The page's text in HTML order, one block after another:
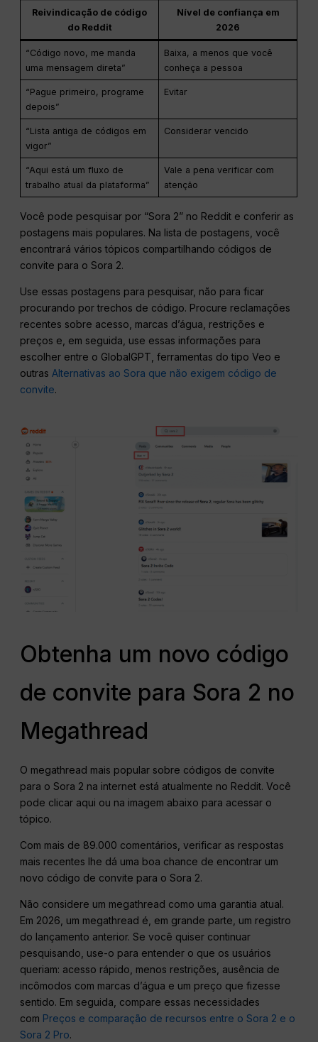
Reivindicação de código
do Reddit
Nível de confiança em
2026
“Código novo, me manda
uma mensagem direta”
Baixa, a menos que você
conheça a pessoa
“Pague primeiro, programe
depois”
Evitar
“Lista antiga de códigos em
vigor”
Considerar vencido
“Aqui está um fluxo de
trabalho atual da plataforma”
Vale a pena verificar com
atenção
Você pode pesquisar por “Sora 2” no Reddit e conferir as
postagens mais populares. Na lista de postagens, você
encontrará vários tópicos compartilhando códigos de
convite para o Sora 2.
Use essas postagens para pesquisar, não para ficar
procurando por trechos de código. Procure reclamações
recentes sobre acesso, marcas d’água, restrições e
preços e, em seguida, use essas informações para
escolher entre o GlobalGPT, ferramentas do tipo Veo e
outrasAlternativas ao Sora que não exigem código de
convite.
Obtenha um novo código
de convite para Sora 2 no
Megathread
O megathread mais popular sobre códigos de convite
para o Sora 2 na internet está atualmente no Reddit. Você
pode clicar aqui ou na imagem abaixo para acessar o
tópico.
Com mais de 89.000 comentários, verificar as respostas
mais recentes lhe dá uma boa chance de encontrar um
novo código de convite para o Sora 2.
Não considere um megathread como uma garantia atual.
Em 2026, um megathread é, em grande parte, um registro
do lançamento anterior. Se você quiser continuar
pesquisando, use-o para entender o que os usuários
queriam: acesso rápido, menos restrições, ausência de
incômodos com marcas d’água e um preço que fizesse
sentido. Em seguida, compare essas necessidades
com Preços e comparação de recursos entre o Sora 2 e o
Sora 2 Pro.